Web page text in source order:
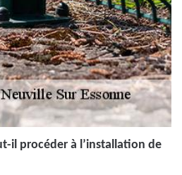
il procéder à l’installation de